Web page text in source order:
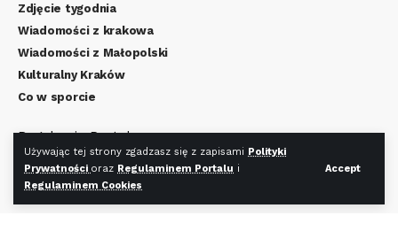
Używając tej strony zgadzasz się z zapisami Polityki
Prywatności oraz Regulaminem Portalu i
Regulaminem Cookies
Accept
Zdjęcie tygodnia
Wiadomości z krakowa
Wiadomości z Małopolski
Kulturalny Kraków
Co w sporcie
Regulamin Portalu
Polityka Prywatności
Regulamin Cookies